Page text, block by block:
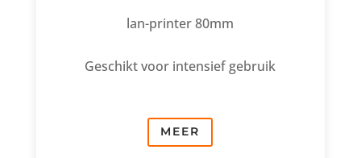
lan-printer 80mm
Geschikt voor intensief gebruik
MEER